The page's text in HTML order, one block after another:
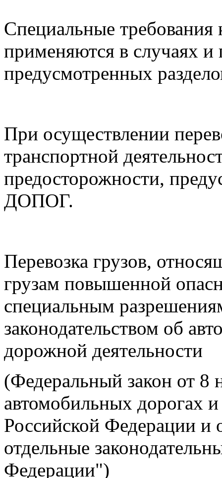
Специальные требования
применяются в случаях
предусмотренных
При осуществлении
транспортной
предосторожности,
ДОПОГ.
Перевозка грузов,
грузам повышенной
специальным
законодательством об
дорожной деятельности
(Федеральный закон от
автомобильных дорогах
Российской Федерации и
отдельные
Федерации")